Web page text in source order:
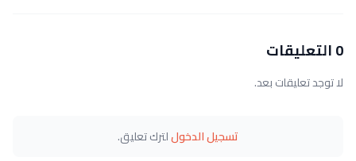
0 التعليقات
لا توجد تعليقات بعد.
تسجيل الدخوللترك تعليق.